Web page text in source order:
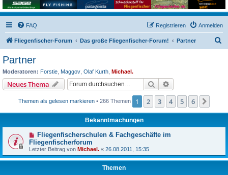
FAQ Anmelden
Registrieren
Fliegenfischer-Forum Das große Fliegenfischer-Forum! Partner
Partner
Moderatoren: Forstie Maggov Olaf Kurth Michael.
Neues Thema Suche
Themen als gelesen markieren • 266 Themen 1 2 3 4 5 6
Bekanntmachungen
Fliegenfischerschulen & Fachgeschäfte im
Fliegenfischerforum
Letzter Beitrag von Michael. « 26.08.2011, 15:35
Themen